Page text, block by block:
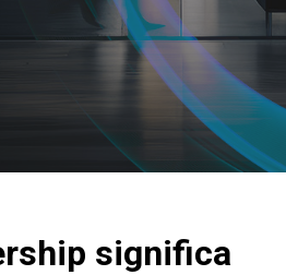
significa